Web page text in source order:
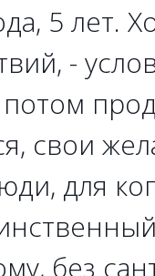
5 лет.
-
свои
для
без